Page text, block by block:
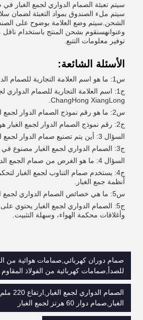
سيتم تعبئة الصمام الدواري لجمع الغبار
سيتم ملء الصندوق بمواد التعبئة لضمان
الشحن.سيتم وضع العلامة بوضوح على
وعنوانهسنقوم بشحن المنتج باستخدام
توفير معلومات التتبع.
الأسئلة الشائعة:
س1: ما هو اسم العلامة التجارية للصمام الدوار لجمع الغبار؟
ج1: اسم العلامة التجارية للصمام الدواري
ChangHong XiangLong.
س2: ما هو رقم نموذج الصمام الدوار لجمع الغبار؟
ج2: رقم نموذج الصمام الدوار لجمع الغبار هو BZGFWF.
السؤال 3: أين يتم تصنيع صمام الدوار لجمع الغبار؟
ج3: الصمام الدواري لجمع الغبار مصنوع في الصين.
السؤال 4: ما هو الغرض من صمام الجمع الدوار؟
ج4: يستخدم صمام التناوب لجمع الغبار
أنظمة جمع الغبار.
س5: ما هي خصائص الصمام الدواري لجمع الغبار؟
ج5: الصمام الدواري لجمع الغبار يحتوي
وأغلاقات محكمة الهواء، وسهلة التثبيت.
صمام دوران كهربائي,صمامات هوائية من
للصدأ,صمامات كهربائية من الفولاذ المقاوم
الصمام
الغبار,صمام دوار 60 هرتز لجمع الغبار